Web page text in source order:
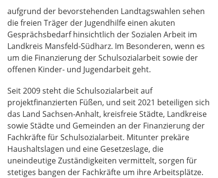
aufgrund der bevorstehenden Landtagswahlen sehen
die freien Träger der Jugendhilfe einen akuten
Gesprächsbedarf hinsichtlich der Sozialen Arbeit im
Landkreis Mansfeld-Südharz. Im Besonderen, wenn es
um die Finanzierung der Schulsozialarbeit sowie der
offenen Kinder- und Jugendarbeit geht.
Seit 2009 steht die Schulsozialarbeit auf
projektfinanzierten Füßen, und seit 2021 beteiligen sich
das Land Sachsen-Anhalt, kreisfreie Städte, Landkreise
sowie Städte und Gemeinden an der Finanzierung der
Fachkräfte für Schulsozialarbeit. Mitunter prekäre
Haushaltslagen und eine Gesetzeslage, die
uneindeutige Zuständigkeiten vermittelt, sorgen für
stetiges bangen der Fachkräfte um ihre Arbeitsplätze.